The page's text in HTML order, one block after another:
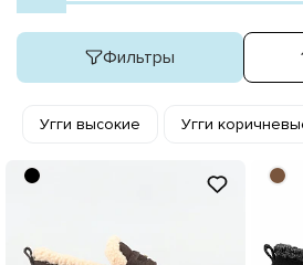
Фильтры
Угги высокие Угги